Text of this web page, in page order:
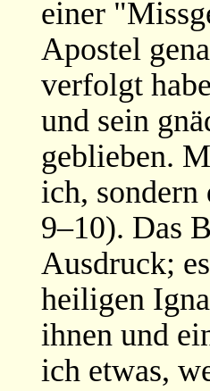
einer
Apostel
verfolgt
und sein
geblieben.
ich,
9–10). Das
Ausdruck;
heiligen
ihnen und
ich etwas,